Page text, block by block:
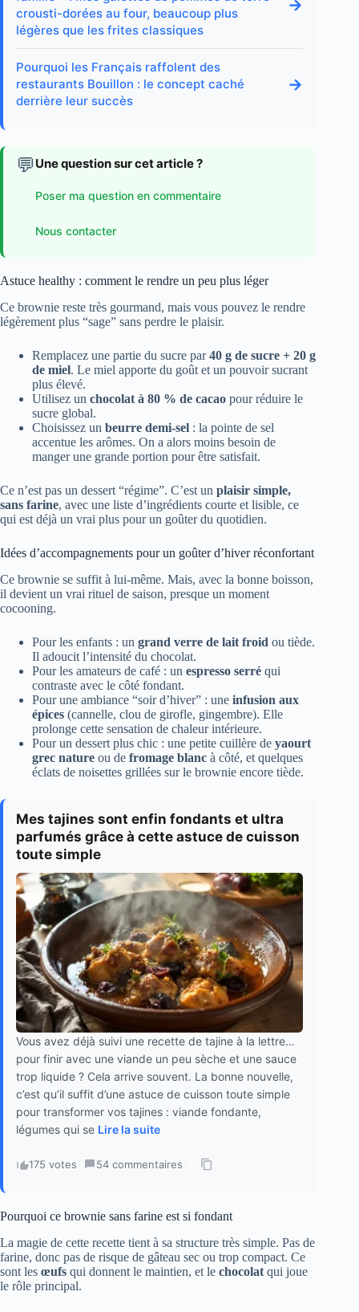
crousti-dorées au four, beaucoup plus
légères que les frites classiques
→
Pourquoi les Français raffolent des
restaurants Bouillon : le concept caché
derrière leur succès
→
💬 Une question sur cet article ?
Poser ma question en commentaire
Nous contacter
Astuce healthy : comment le rendre un peu plus léger
Ce brownie reste très gourmand, mais vous pouvez le rendre
légèrement plus “sage” sans perdre le plaisir.
Remplacez une partie du sucre par40 g de sucre + 20 g
de miel. Le miel apporte du goût et un pouvoir sucrant
plus élevé.
Utilisez un chocolat à 80 % de cacao pour réduire le
sucre global.
Choisissez un beurre demi-sel : la pointe de sel
accentue les arômes. On a alors moins besoin de
manger une grande portion pour être satisfait.
Ce n’est pas un dessert “régime”. C’est un plaisir simple,
sans farine, avec une liste d’ingrédients courte et lisible, ce
qui est déjà un vrai plus pour un goûter du quotidien.
Idées d’accompagnements pour un goûter d’hiver réconfortant
Ce brownie se suffit à lui-même. Mais, avec la bonne boisson,
il devient un vrai rituel de saison, presque un moment
cocooning.
Pour les enfants : un grand verre de lait froid ou tiède.
Il adoucit l’intensité du chocolat.
Pour les amateurs de café : un espresso serré qui
contraste avec le côté fondant.
Pour une ambiance “soir d’hiver” : une infusion aux
épices (cannelle, clou de girofle, gingembre). Elle
prolonge cette sensation de chaleur intérieure.
Pour un dessert plus chic : une petite cuillère de yaourt
grec nature ou de fromage blanc à côté, et quelques
éclats de noisettes grillées sur le brownie encore tiède.
Mes tajines sont enfin fondants et ultra
parfumés grâce à cette astuce de cuisson
toute simple
Vous avez déjà suivi une recette de tajine à la lettre…
pour finir avec une viande un peu sèche et une sauce
trop liquide ? Cela arrive souvent. La bonne nouvelle,
c’est qu’il suffit d’une astuce de cuisson toute simple
pour transformer vos tajines : viande fondante,
légumes qui se Lire la suite
175 votes · 54 commentaires ·
Pourquoi ce brownie sans farine est si fondant
La magie de cette recette tient à sa structure très simple. Pas de
farine, donc pas de risque de gâteau sec ou trop compact. Ce
sont les œufs qui donnent le maintien, et le chocolat qui joue
le rôle principal.